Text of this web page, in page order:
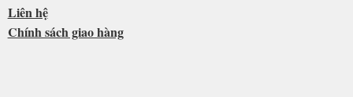
Liên hệ
Chính sách giao hàng